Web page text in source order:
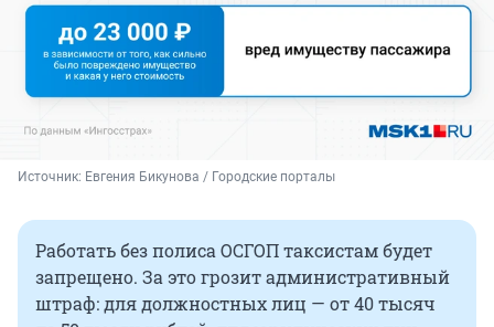
Источник: Евгения Бикунова / Городские порталы
Работать без полиса ОСГОП таксистам будет
запрещено. За это грозит административный
штраф: для должностных лиц — от 40 тысяч